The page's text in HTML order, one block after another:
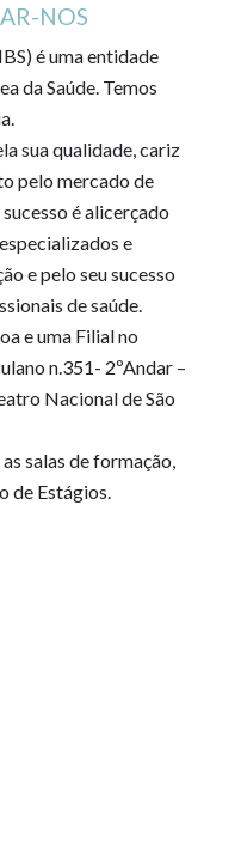
NOS
é uma entidade
da Saúde. Temos
sua qualidade, cariz
pelo mercado de
é alicerçado
e
e pelo seu sucesso
de saúde.
e uma Filial no
n.351- 2ºAndar –
Nacional de São
salas de formação,
de Estágios.